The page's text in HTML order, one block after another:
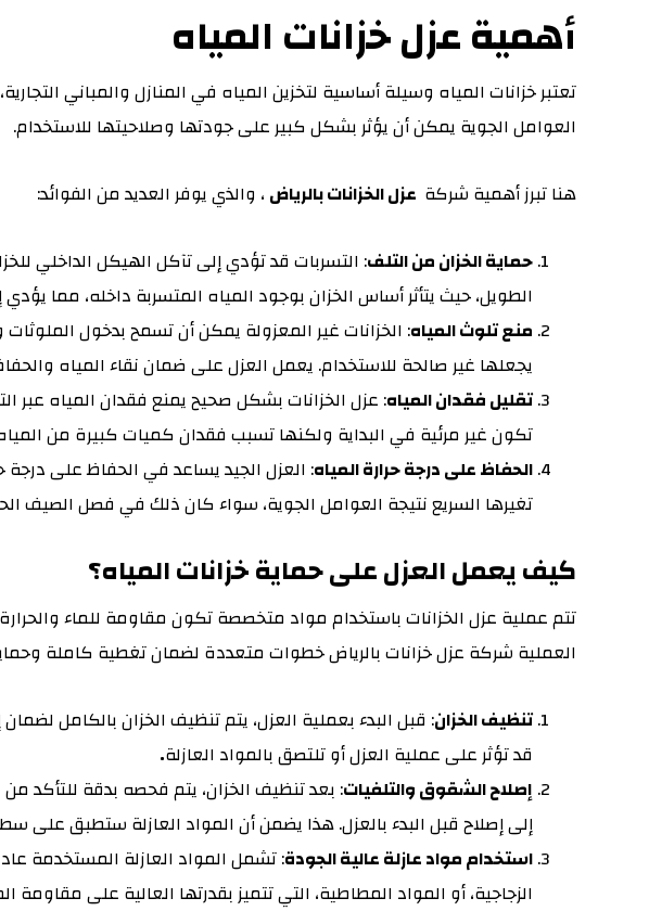
أهمية عزل خزانات المياه
تعتبر خزانات المياه وسيلة أساسية لتخزين المياه في المنازل والمباني
العوامل الجوية يمكن أن يؤثر بشكل كبير على جودتها وصلاحيتها للاستخدام.
هنا تبرز أهمية شركة عزل الخزانات بالرياض ، والذي يوفر العديد من الفوائد:
حماية الخزان من التلف: التسربات قد تؤدي إلى تآكل الهيكل الداخلي
الطويل، حيث يتأثر أساس الخزان بوجود المياه المتسربة داخله، مما
منع تلوث المياه: الخزانات غير المعزولة يمكن أن تسمح بدخول الملوثات
يجعلها غير صالحة للاستخدام. يعمل العزل على ضمان نقاء المياه
تقليل فقدان المياه: عزل الخزانات بشكل صحيح يمنع فقدان المياه عبر
تكون غير مرئية في البداية ولكنها تسبب فقدان كميات كبيرة من
الحفاظ على درجة حرارة المياه: العزل الجيد يساعد في الحفاظ على درجة
تغيرها السريع نتيجة العوامل الجوية، سواء كان ذلك في فصل الصيف الحار
كيف يعمل العزل على حماية خزانات المياه؟
تتم عملية عزل الخزانات باستخدام مواد متخصصة تكون مقاومة للماء
العملية شركة عزل خزانات بالرياض خطوات متعددة لضمان تغطية كاملة
تنظيف الخزان: قبل البدء بعملية العزل، يتم تنظيف الخزان بالكامل
قد تؤثر على عملية العزل أو تلتصق بالمواد العازلة.
إصلاح الشقوق والتلفيات: بعد تنظيف الخزان، يتم فحصه بدقة للتأكد
إلى إصلاح قبل البدء بالعزل. هذا يضمن أن المواد العازلة ستطبق
استخدام مواد عازلة عالية الجودة: تشمل المواد العازلة المستخدمة
الزجاجية، أو المواد المطاطية، التي تتميز بقدرتها العالية على مقاومة